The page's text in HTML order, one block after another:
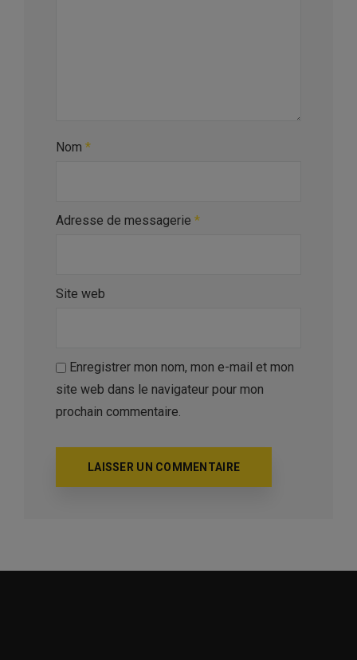
Nom *
Adresse de messagerie *
Site web
Enregistrer mon nom, mon e-mail et mon
site web dans le navigateur pour mon
prochain commentaire.